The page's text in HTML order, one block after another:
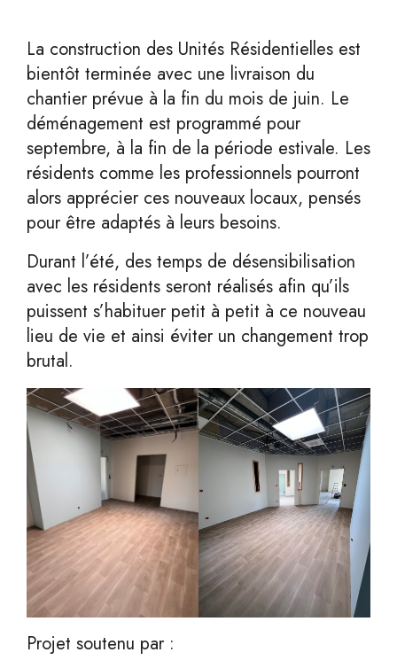
La construction des Unités Résidentielles est
bientôt terminée avec une livraison du
chantier prévue à la fin du mois de juin. Le
déménagement est programmé pour
septembre, à la fin de la période estivale. Les
résidents comme les professionnels pourront
alors apprécier ces nouveaux locaux, pensés
pour être adaptés à leurs besoins.
Durant l’été, des temps de désensibilisation
avec les résidents seront réalisés afin qu’ils
puissent s’habituer petit à petit à ce nouveau
lieu de vie et ainsi éviter un changement trop
brutal.
Projet soutenu par :